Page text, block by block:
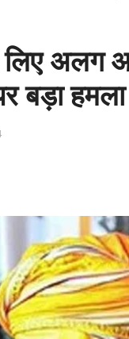
लिए अलग
बड़ा हमला